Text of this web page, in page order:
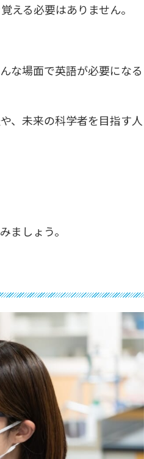
える必要はありません。
な場面で英語が必要になる
、未来の科学者を目指す人
ましょう。